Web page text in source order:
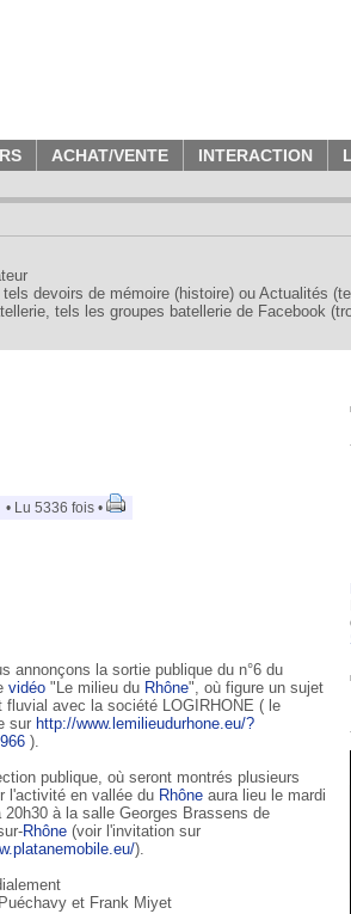
ACHAT/VENTE INTERACTION
devoirs de mémoire (histoire) ou Actualités
tels les groupes batellerie de Facebook
• Lu 5336 fois •
annonçons la sortie publique du n°6 du
vidéo "Le milieu du Rhône", où figure un sujet
fluvial avec la société LOGIRHONE ( le
sur http://www.lemilieudurhone.eu/?
).
publique, où seront montrés plusieurs
l'activité en vallée du Rhône aura lieu le mardi
20h30 à la salle Georges Brassens de
Rhône (voir l'invitation sur
).
et Frank Miyet